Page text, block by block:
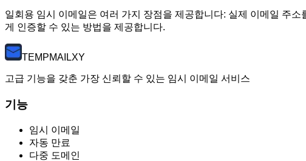
일회용 임시 이메일은 여러 가지 장점을 제공합니다: 실제 이메일 주
게 인증할 수 있는 방법을 제공합니다.
TEMPMAILXY
고급 기능을 갖춘 가장 신뢰할 수 있는 임시 이메일 서비스
기능
임시 이메일
자동 만료
다중 도메인